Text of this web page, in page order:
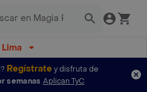
Lima
Regístratey disfruta de
semanas Aplican TyC